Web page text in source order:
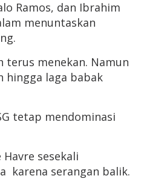
Ramos, dan Ibrahim
menuntaskan
terus menekan. Namun
hingga laga babak
tetap mendominasi
sesekali
karena serangan balik.